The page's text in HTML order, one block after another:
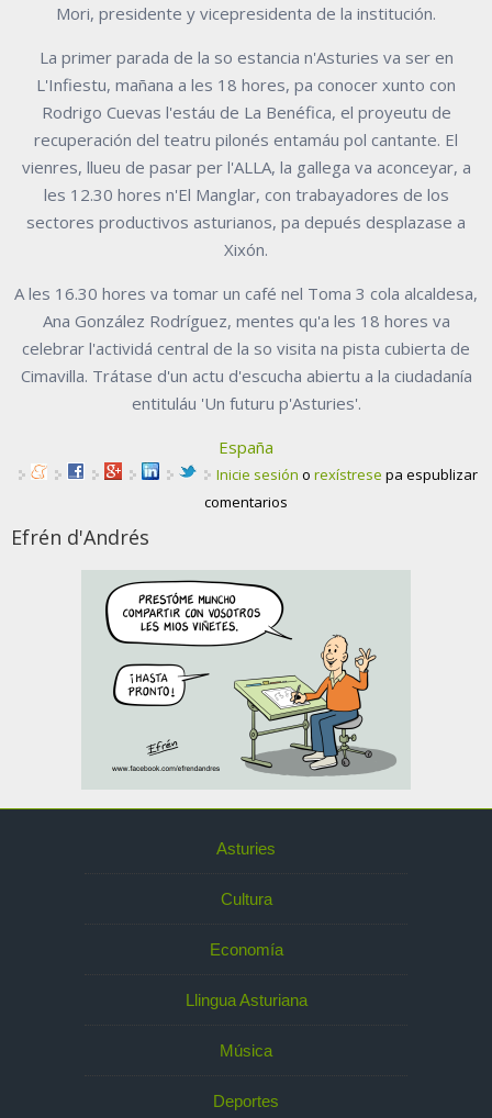
Mori, presidente y vicepresidenta de la institución.
La primer parada de la so estancia n'Asturies va ser en
L'Infiestu, mañana a les 18 hores, pa conocer xunto con
Rodrigo Cuevas l'estáu de La Benéfica, el proyeutu de
recuperación del teatru pilonés entamáu pol cantante. El
vienres, llueu de pasar per l'ALLA, la gallega va aconceyar, a
les 12.30 hores n'El Manglar, con trabayadores de los
sectores productivos asturianos, pa depués desplazase a
Xixón.
A les 16.30 hores va tomar un café nel Toma 3 cola alcaldesa,
Ana González Rodríguez, mentes qu'a les 18 hores va
celebrar l'actividá central de la so visita na pista cubierta de
Cimavilla. Trátase d'un actu d'escucha abiertu a la ciudadanía
entituláu 'Un futuru p'Asturies'.
España
Inicie sesión o rexístrese pa espublizar
comentarios
Efrén d'Andrés
Asturies
Cultura
Economía
Llingua Asturiana
Música
Deportes